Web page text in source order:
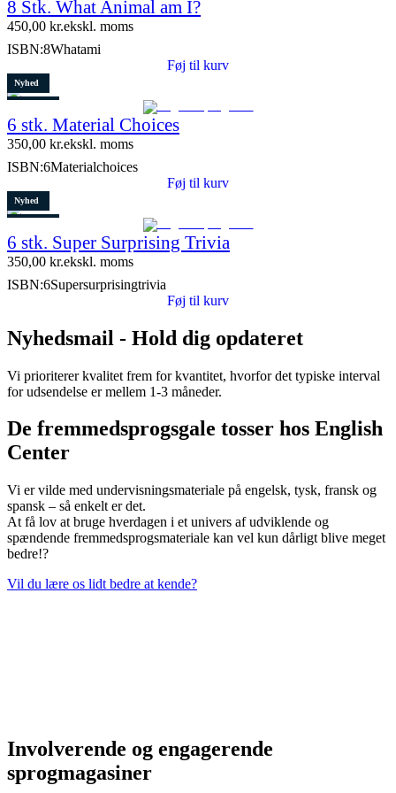
10 stk. tilbage
8 Stk. What Animal am I?
450,00 kr.ekskl. moms
ISBN:8Whatami
Føj til kurv
Nyhed
5 stk. tilbage
6 stk. Material Choices
350,00 kr.ekskl. moms
ISBN:6Materialchoices
Føj til kurv
Nyhed
8 stk. tilbage
6 stk. Super Surprising Trivia
350,00 kr.ekskl. moms
ISBN:6Supersurprisingtrivia
Føj til kurv
Nyhedsmail - Hold dig opdateret
Vi prioriterer kvalitet frem for kvantitet, hvorfor det typiske interval
for udsendelse er mellem 1-3 måneder.
De fremmedsprogsgale tosser hos English
Center
Vi er vilde med undervisningsmateriale på engelsk, tysk, fransk og
spansk – så enkelt er det.
At få lov at bruge hverdagen i et univers af udviklende og
spændende fremmedsprogsmateriale kan vel kun dårligt blive meget
bedre!?
Vil du lære os lidt bedre at kende?
Involverende og engagerende
sprogmagasiner